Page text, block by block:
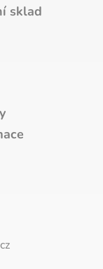
sklad